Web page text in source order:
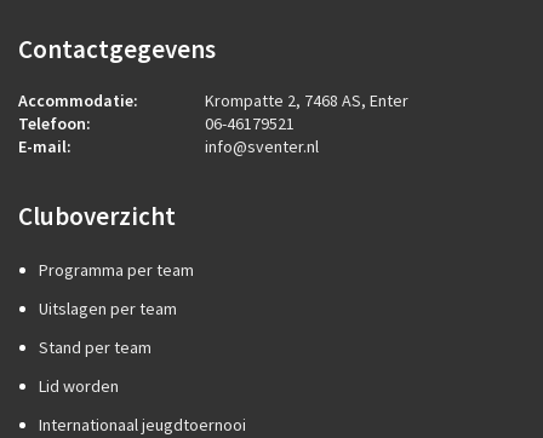
Contactgegevens
Accommodatie:
Krompatte 2, 7468 AS, Enter
Telefoon:
06-46179521
E-mail:
info@sventer.nl
Cluboverzicht
Programma per team
Uitslagen per team
Stand per team
Lid worden
Internationaal jeugdtoernooi